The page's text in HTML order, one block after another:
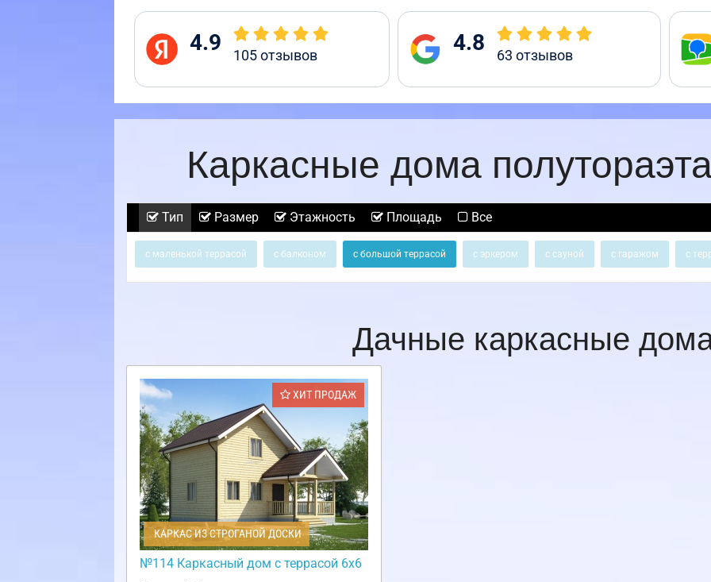
4.9 105отзывов 4.8 63 отзывов
Каркасные дома
Тип Размер Этажность Площадь Все
с маленькой террасой с балконом с большой террасой с эркером с сауной с гаражом с
Дачные каркасные
ХИТ ПРОДАЖ
КАРКАС ИЗ СТРОГАНОЙ ДОСКИ
№114 Каркасный дом с террасой 6х6